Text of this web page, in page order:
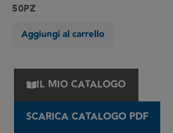
IL MIO CATALOGO
SCARICA CATALOGO PDF
50PZ
Aggiungi al carrello